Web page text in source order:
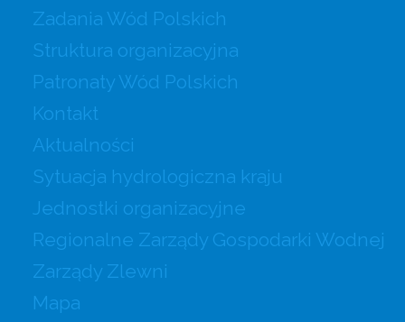
Zadania Wód Polskich
Struktura organizacyjna
Patronaty Wód Polskich
Kontakt
Aktualności
Sytuacja hydrologiczna kraju
Jednostki organizacyjne
Regionalne Zarządy Gospodarki Wodnej
Zarządy Zlewni
Mapa